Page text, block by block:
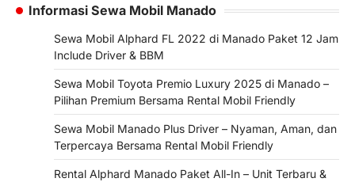
Informasi Sewa Mobil Manado
Sewa Mobil Alphard FL 2022 di Manado Paket 12 Jam
Include Driver & BBM
Sewa Mobil Toyota Premio Luxury 2025 di Manado –
Pilihan Premium Bersama Rental Mobil Friendly
Sewa Mobil Manado Plus Driver – Nyaman, Aman, dan
Terpercaya Bersama Rental Mobil Friendly
Rental Alphard Manado Paket All-In – Unit Terbaru &